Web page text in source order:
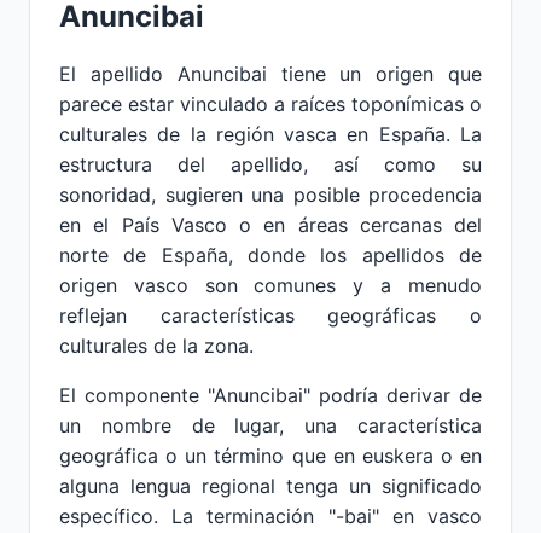
Anuncibai
El apellido Anuncibai tiene un origen que
parece estar vinculado a raíces toponímicas o
culturales de la región vasca en España. La
estructura del apellido, así como su
sonoridad, sugieren una posible procedencia
en el País Vasco o en áreas cercanas del
norte de España, donde los apellidos de
origen vasco son comunes y a menudo
reflejan características geográficas o
culturales de la zona.
El componente "Anuncibai" podría derivar de
un nombre de lugar, una característica
geográfica o un término que en euskera o en
alguna lengua regional tenga un significado
específico. La terminación "-bai" en vasco